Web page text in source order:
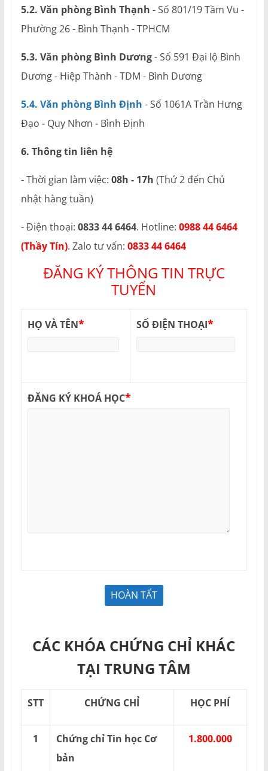
5.2. Văn phòng Bình Thạnh - Số 801/19 Tầm Vu -
Phường 26 - Bình Thạnh - TPHCM
5.3. Văn phòng Bình Dương- Số 591 Đại lộ Bình
Dương - Hiệp Thành - TDM - Bình Dương
5.4. Văn phòng Bình Định - Số 1061A Trần Hưng
Đạo - Quy Nhơn - Bình Định
6. Thông tin liên hệ
- Thời gian làm việc: 08h - 17h (Thứ 2 đến Chủ
nhật hàng tuần)
- Điện thoại: 0833 44 6464. Hotline: 0988 44 6464
(Thầy Tín). Zalo tư vấn: 0833 44 6464
ĐĂNG KÝ THÔNG TIN TRỰC
TUYẾN
HỌ VÀ TÊN* SỐ ĐIỆN THOẠI*
ĐĂNG KÝ KHOÁ HỌC*
CÁC KHÓA CHỨNG CHỈ KHÁC
TẠI TRUNG TÂM
STT CHỨNG CHỈ HỌC PHÍ
1
Chứng chỉ Tin học Cơ
bản
1.800.000